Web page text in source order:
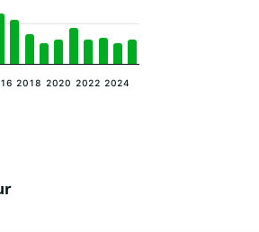
2018 2020 2022 2024